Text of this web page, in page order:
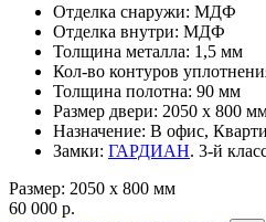
Отделка снаружи: МДФ
Отделка внутри: МДФ
Толщина металла: 1,5 мм
Кол-во контуров
Толщина полотна: 90 мм
Размер двери: 2050 x 800
Назначение: В офис,
Замки: ГАРДИАН. 3-й
Размер: 2050 x 800 мм
60 000 р.